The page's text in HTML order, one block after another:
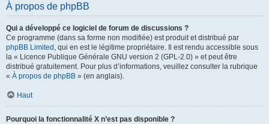
À propos de phpBB
Qui a développé ce logiciel de forum de discussions ?
Ce programme (dans sa forme non modifiée) est produit et distribué par
phpBB Limited , qui en est le légitime propriétaire. Il est rendu accessible sous
la « Licence Publique Générale GNU version 2 (GPL-2.0) » et peut être
distribué gratuitement. Pour plus d’informations, veuillez consulter la rubrique
« À propos de phpBB » (en anglais).
Haut
Pourquoi la fonctionnalité X n’est pas disponible ?